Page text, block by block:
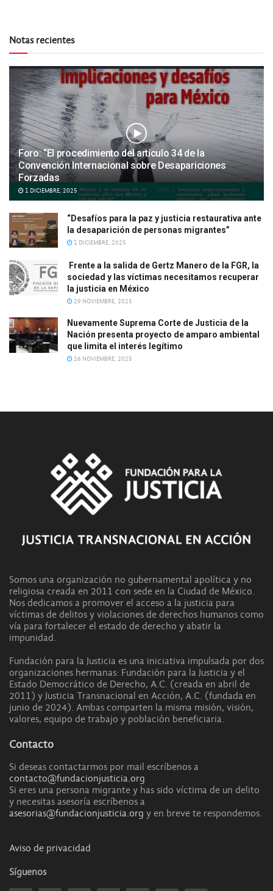
Notas recientes
Foro: “El procedimiento del artículo 34 de la
Convención Internacional sobre Desapariciones
Forzadas
1 DICIEMBRE, 2025
“Desafíos para la paz y justicia restaurativa ante
la desaparición de personas migrantes”
1 DICIEMBRE, 2025
Frente a la salida de Gertz Manero de la FGR, la
sociedad y las víctimas necesitamos recuperar
la justicia en México
29 NOVIEMBRE, 2025
Nuevamente Suprema Corte de Justicia de la
Nación presenta proyecto de amparo ambiental
que limita el interés legítimo
26 NOVIEMBRE, 2025
Somos una organización no gubernamental apolítica y no
religiosa creada en 2011 con sede en la Ciudad de México.
Nos dedicamos a promover el acceso a la justicia para
víctimas de delitos y violaciones de derechos humanos como
vía para fortalecer el estado de derecho y abatir la
impunidad.
Fundación para la Justicia es una iniciativa impulsada por dos
organizaciones hermanas: Fundación para la Justicia y el
Estado Democrático de Derecho, A.C. (creada en abril de
2011) y Justicia Transnacional en Acción, A.C. (fundada en
junio de 2024). Ambas comparten la misma misión, visión,
valores, equipo de trabajo y población beneficiaria.
Contacto
Si deseas contactarmos por mail escríbenos a
contacto@fundacionjusticia.org
Si eres una persona migrante y has sido víctima de un delito
y necesitas asesoría escríbenos a
asesorias@fundacionjusticia.org y en breve te respondemos.
Aviso de privacidad
Síguenos